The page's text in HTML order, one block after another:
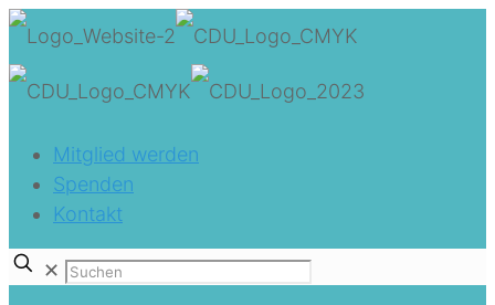
Mitglied werden
Spenden
Kontakt
✕